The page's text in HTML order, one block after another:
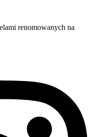
renomowanych na